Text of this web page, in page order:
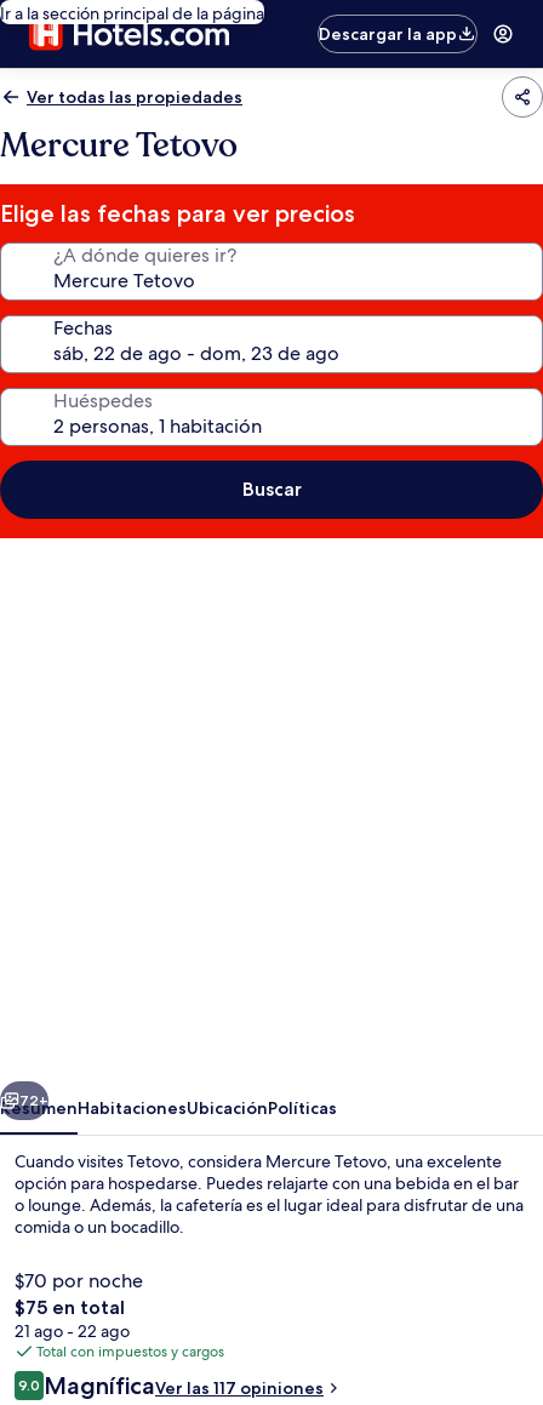
Ir a la sección principal de la página
Descargar la app
Ver todas las propiedades
Mercure Tetovo
Elige las fechas para ver precios
¿A dónde quieres ir?
Fechas
Huéspedes
Buscar
Siguiente
72+
ResumenHabitacionesUbicaciónPolíticas
Cuando visites Tetovo, considera Mercure Tetovo, una excelente
opción para hospedarse. Puedes relajarte con una bebida en el bar
o lounge. Además, la cafetería es el lugar ideal para disfrutar de una
comida o un bocadillo.
$70 por noche
El
precio
total
es
de
$75 en total
21 ago - 22 ago
Total con impuestos y cargos
Opiniones
9.09.0 de 10,
MagníficaVer las 117 opiniones